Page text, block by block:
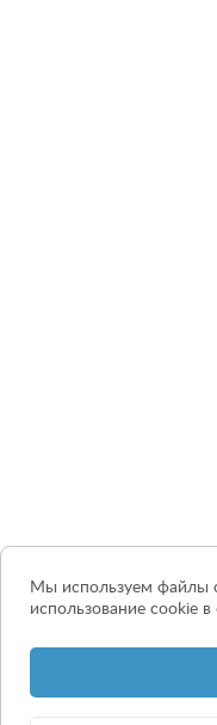
Мы используем файлы
использование cookie в